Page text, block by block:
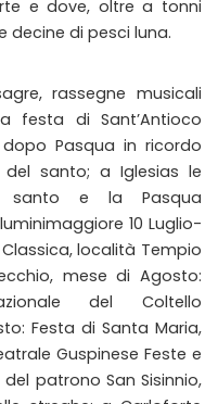
e dove, oltre a tonni
decine di pesci luna.
rassegne musicali
festa di Sant’Antioco
Pasqua in ricordo
santo; a Iglesias le
santo e la Pasqua
10 Luglio-
località Tempio
mese di Agosto:
del Coltello
Festa di Santa Maria,
Guspinese Feste e
patrono San Sisinnio,